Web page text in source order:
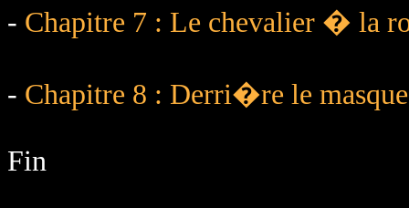
- Chapitre 7 : Le chevalier � la
- Chapitre 8 : Derri�re le masque
Fin